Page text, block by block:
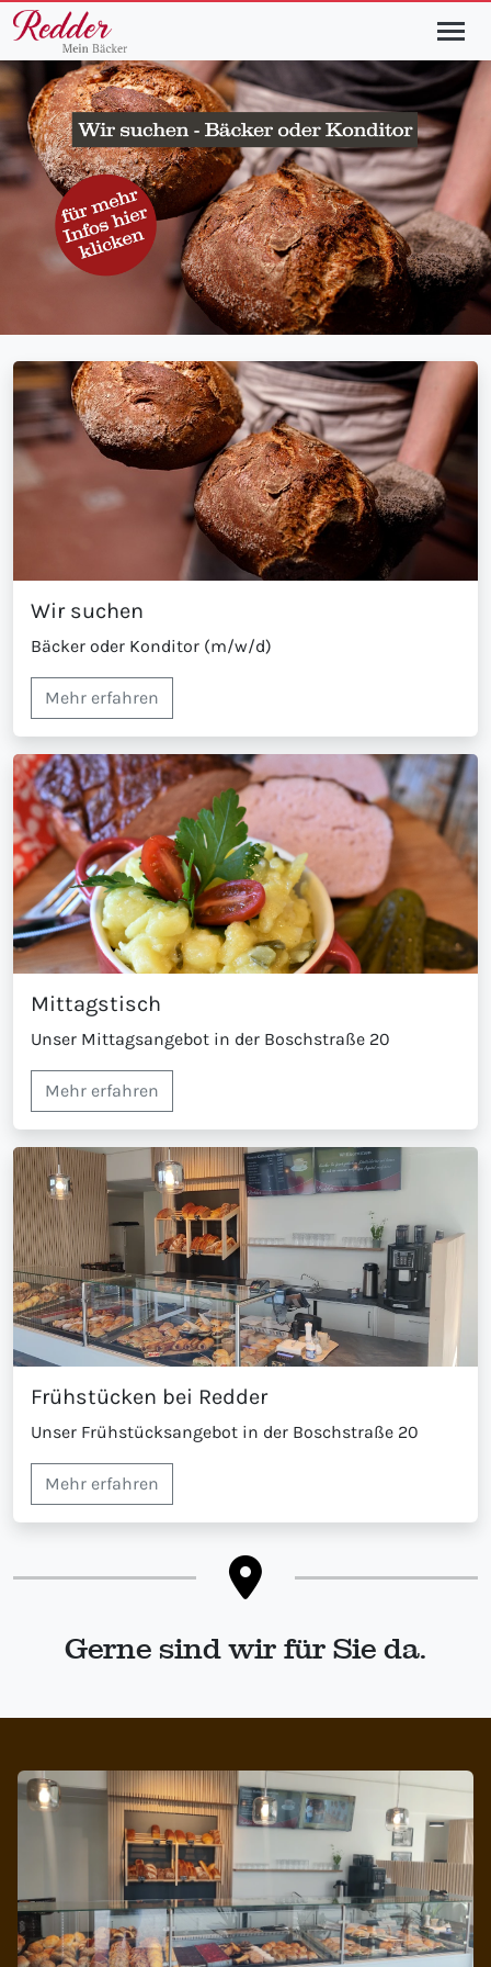
Wir suchen
Bäcker oder Konditor (m/w/d)
Mehr erfahren
Mittagstisch
Unser Mittagsangebot in der Boschstraße 20
Mehr erfahren
Frühstücken bei Redder
Unser Frühstücksangebot in der Boschstraße 20
Mehr erfahren
Gerne sind wir für Sie da.